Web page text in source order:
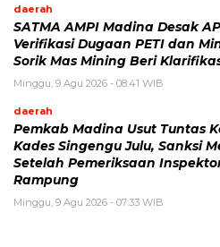
daerah
SATMA AMPI Madina Desak
Verifikasi Dugaan PETI dan
Sorik Mas Mining Beri
Minggu, 9 Agu 2026 - 08:41 WIB
daerah
Pemkab Madina Usut Tuntas
Kades Singengu Julu, Sanksi
Setelah Pemeriksaan
Rampung
Minggu, 9 Agu 2026 - 07:33 WIB